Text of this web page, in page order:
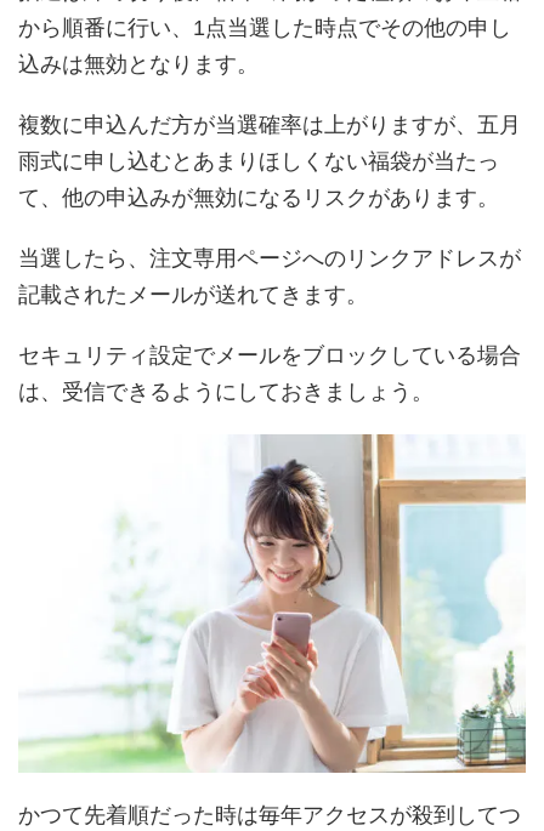
から順番に行い、1点当選した時点でその他の申し
込みは無効となります。
複数に申込んだ方が当選確率は上がりますが、五月
雨式に申し込むとあまりほしくない福袋が当たっ
て、他の申込みが無効になるリスクがあります。
当選したら、注文専用ページへのリンクアドレスが
記載されたメールが送れてきます。
セキュリティ設定でメールをブロックしている場合
は、受信できるようにしておきましょう。
かつて先着順だった時は毎年アクセスが殺到してつ